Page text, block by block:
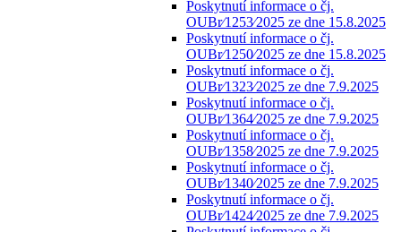
Poskytnutí informace o čj.
OUBr⁄1253⁄2025 ze dne 15.8.2025
Poskytnutí informace o čj.
OUBr⁄1250⁄2025 ze dne 15.8.2025
Poskytnutí informace o čj.
OUBr⁄1323⁄2025 ze dne 7.9.2025
Poskytnutí informace o čj.
OUBr⁄1364⁄2025 ze dne 7.9.2025
Poskytnutí informace o čj.
OUBr⁄1358⁄2025 ze dne 7.9.2025
Poskytnutí informace o čj.
OUBr⁄1340⁄2025 ze dne 7.9.2025
Poskytnutí informace o čj.
OUBr⁄1424⁄2025 ze dne 7.9.2025